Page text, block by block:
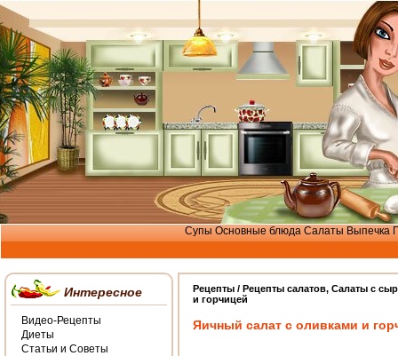
Супы Основные блюда Салаты Выпечка
Рецепты / Рецепты салатов, Салаты с
и горчицей
Яичный салат с оливками и
Интересное
Видео-Рецепты
Диеты
Статьи и Советы